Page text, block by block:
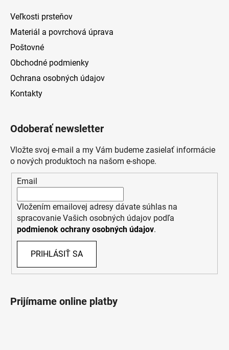
Veľkosti prsteňov
Materiál a povrchová úprava
Poštovné
Obchodné podmienky
Ochrana osobných údajov
Kontakty
Odoberať newsletter
Vložte svoj e-mail a my Vám budeme zasielať informácie
o nových produktoch na našom e-shope.
Email
Vložením emailovej adresy dávate súhlas na
spracovanie Vašich osobných údajov podľa
podmienok ochrany osobných údajov.
PRIHLÁSIŤ SA
Prijímame online platby